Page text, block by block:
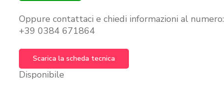
Oppure contattaci e chiedi informazioni al numero:
+39 0384 671864
Scarica la scheda tecnica
Disponibile